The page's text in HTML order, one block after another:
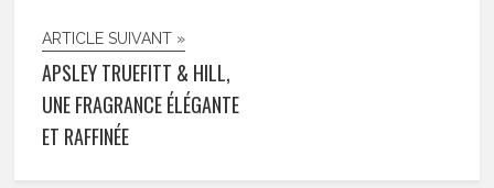
ARTICLE SUIVANT »
APSLEY TRUEFITT & HILL,
UNE FRAGRANCE ÉLÉGANTE
ET RAFFINÉE